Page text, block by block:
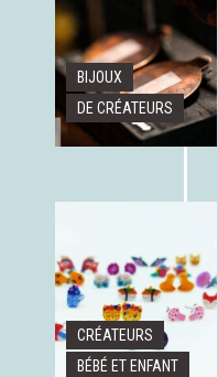
BIJOUX
DE CRÉATEURS
CRÉATEURS
BÉBÉ ET ENFANT